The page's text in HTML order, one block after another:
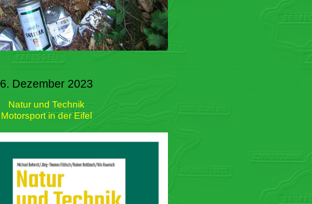
6. Dezember 2023
Natur und Technik
Motorsport in der Eifel